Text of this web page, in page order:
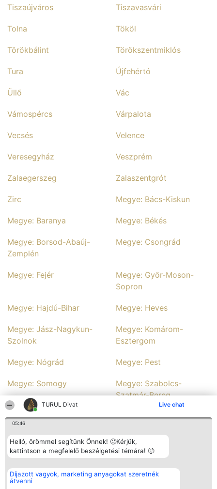
TURUL Divat Live chat
05:46
Helló, örömmel segítünk Önnek! 🙂Kérjük,
kattintson a megfelelő beszélgetési témára! 🙂
Díjazott vagyok, marketing anyagokat szeretnék
átvenni
Tiszaújváros Tiszavasvári
Tolna Tököl
Törökbálint Törökszentmiklós
Tura Újfehértó
Üllő Vác
Vámospércs Várpalota
Vecsés Velence
Veresegyház Veszprém
Zalaegerszeg Zalaszentgrót
Zirc Megye: Bács-Kiskun
Megye: Baranya Megye: Békés
Megye: Borsod-Abaúj-
Zemplén
Megye: Csongrád
Megye: Fejér
Megye: Győr-Moson-
Sopron
Megye: Hajdú-Bihar Megye: Heves
Megye: Jász-Nagykun-
Szolnok
Megye: Komárom-
Esztergom
Megye: Nógrád Megye: Pest
Megye: Somogy
Megye: Szabolcs-
Szatmár-Bereg
Megye: Tolna Megye: Veszprém
Megye: Zala
Rangsorszervező
SC Beautiful Company S.R.L.
Bulevardul Aleea Timișul De
Népszavazás
Nyertesek
Elérhetőség
Elérhetőség